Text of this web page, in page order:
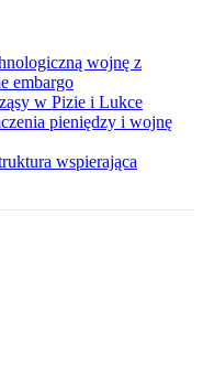
wojnę z
embargo
w Pizie i Lukce
pieniędzy i wojnę
wspierająca